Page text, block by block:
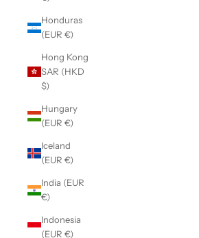
Honduras
(EUR €)
Hong Kong
SAR (HKD
$)
Hungary
(EUR €)
Iceland
(EUR €)
India (EUR
€)
Indonesia
(EUR €)